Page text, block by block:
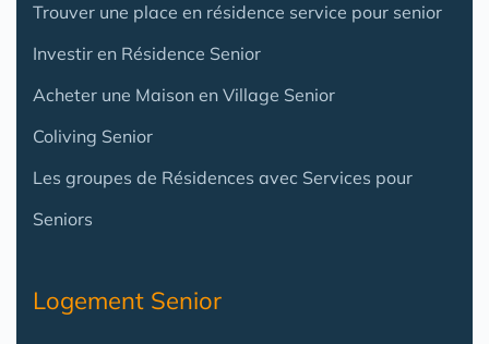
Trouver une place en résidence service pour senior
Investir en Résidence Senior
Acheter une Maison en Village Senior
Coliving Senior
Les groupes de Résidences avec Services pour
Seniors
Logement Senior